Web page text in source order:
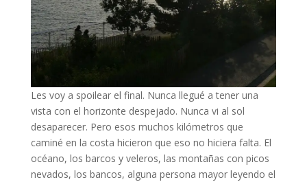
Les voy a spoilear el final. Nunca llegué a tener una
vista con el horizonte despejado. Nunca vi al sol
desaparecer. Pero esos muchos kilómetros que
caminé en la costa hicieron que eso no hiciera falta. El
océano, los barcos y veleros, las montañas con picos
nevados, los bancos, alguna persona mayor leyendo el